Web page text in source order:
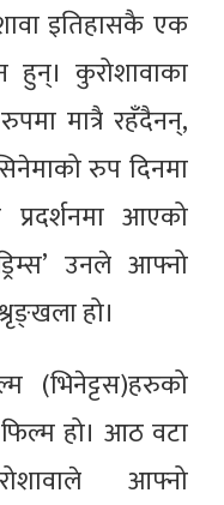
इतिहासकै एक
हुन्। कुरोशावाका
मात्रै रहँदैनन्,
रुप दिनमा
आएको
उनले आफ्नो
हो।
(भिनेट्टस)हरुको
हो। आठ वटा
आफ्नो